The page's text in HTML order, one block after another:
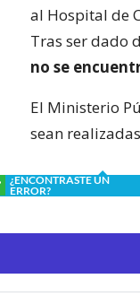
al Hospital de
Tras ser dado
no se
El Ministerio
sean
¿ENCONTRASTE UN
ERROR?